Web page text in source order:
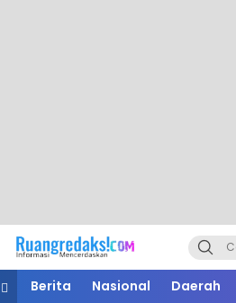
Ruang Redaksi
Informasi Mencerdaskan
Berita Nasional Daerah